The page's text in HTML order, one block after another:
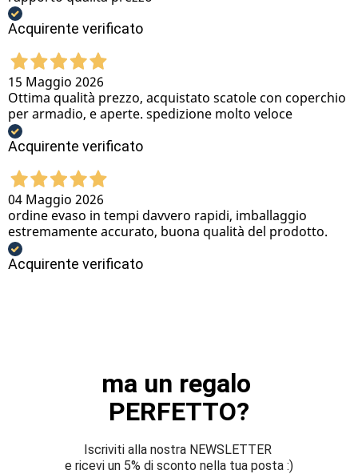
Acquirente verificato
15 Maggio 2026
Ottima qualità prezzo, acquistato scatole con coperchio
per armadio, e aperte. spedizione molto veloce
Acquirente verificato
04 Maggio 2026
ordine evaso in tempi davvero rapidi, imballaggio
estremamente accurato, buona qualità del prodotto.
Acquirente verificato
ma un regalo
PERFETTO?
Iscriviti alla nostra NEWSLETTER
e ricevi un 5% di sconto nella tua posta :)